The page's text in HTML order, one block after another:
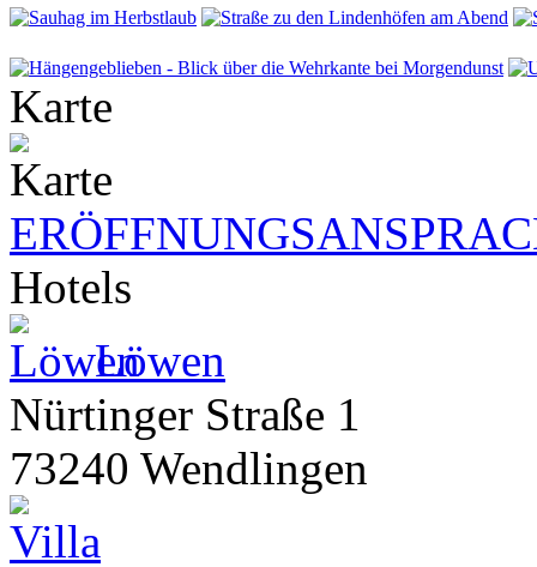
Karte
Hotels
Löwen
Nürtinger Straße 1
73240 Wendlingen